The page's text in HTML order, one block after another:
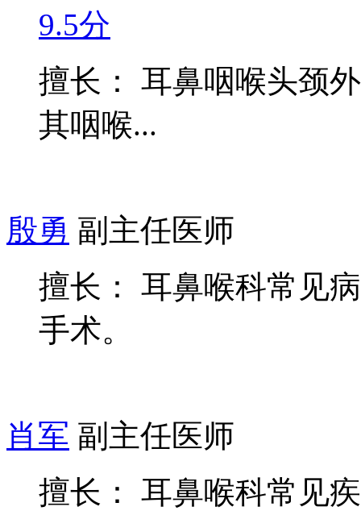
9.5分
擅长： 耳鼻咽喉头颈
其咽喉...
殷勇 副主任医师
擅长： 耳鼻喉科常见
手术。
肖军 副主任医师
擅长： 耳鼻喉科常见